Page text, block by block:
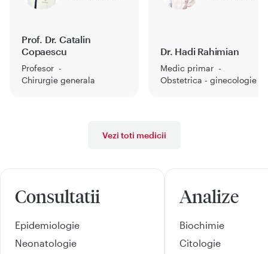
Prof. Dr. Catalin
Copaescu
Profesor
Chirurgie generala
Dr. Hadi Rahimian
Medic primar
Obstetrica - ginecologie
Vezi toti medicii
Consultatii
Epidemiologie
Neonatologie
Analize
Biochimie
Citologie